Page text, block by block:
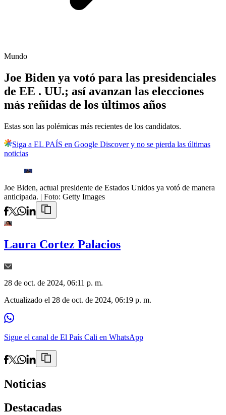
Mundo
Joe Biden ya votó para las presidenciales
de EE . UU.; así avanzan las elecciones
más reñidas de los últimos años
Estas son las polémicas más recientes de los candidatos.
Siga a EL PAÍS en Google Discover y no se pierda las últimas
noticias
Joe Biden, actual presidente de Estados Unidos ya votó de manera
anticipada. | Foto: Getty Images
Laura Cortez Palacios
28 de oct. de 2024, 06:11 p. m.
Actualizado el 28 de oct. de 2024, 06:19 p. m.
Sigue el canal de El País Cali en WhatsApp
Noticias
Destacadas